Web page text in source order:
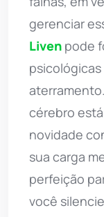
gerenciar
Liven pode
cérebro
novidade
sua carga
perfeição
você